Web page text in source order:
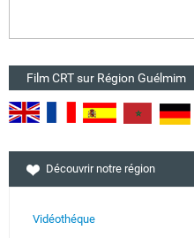
Film CRT sur Région Guélmim
Découvrir notre région
Vidéothéque